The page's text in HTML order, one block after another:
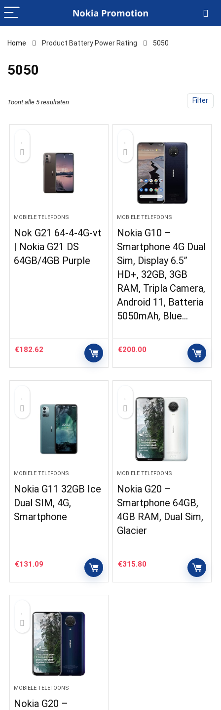
Home Product Battery Power Rating ‎5050
‎5050
Filter
Toont alle 5 resultaten
MOBIELE TELEFOONS
Nok G21 64-4-4G-vt
| Nokia G21 DS
64GB/4GB Purple
€182.62
MOBIELE TELEFOONS
Nokia G10 –
Smartphone 4G Dual
Sim, Display 6.5”
HD+, 32GB, 3GB
RAM, Tripla Camera,
Android 11, Batteria
5050mAh, Blue…
€200.00
MOBIELE TELEFOONS
Nokia G11 32GB Ice
Dual SIM, 4G,
Smartphone
€131.09
MOBIELE TELEFOONS
Nokia G20 –
Smartphone 64GB,
4GB RAM, Dual Sim,
Glacier
€315.80
MOBIELE TELEFOONS
Nokia G20 –